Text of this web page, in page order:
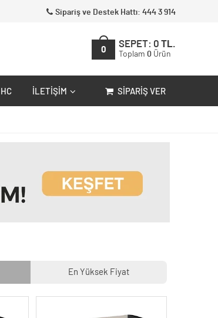
Sipariş ve Destek Hattı: 444 3 914
0
SEPET: 0 TL.
Toplam 0 Ürün
İLETIŞIM SIPARIŞ VER
En Yüksek Fiyat